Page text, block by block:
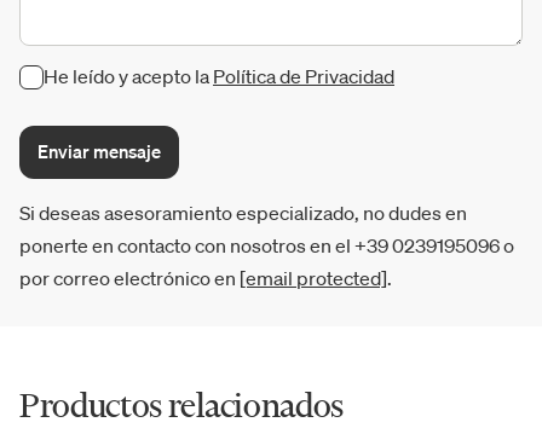
He leído y acepto la Política de Privacidad
Enviar mensaje
Si deseas asesoramiento especializado, no dudes en
ponerte en contacto con nosotros en el +39 0239195096 o
por correo electrónico en [email protected].
Productos relacionados